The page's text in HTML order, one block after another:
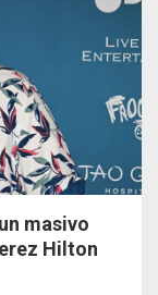
masivo
Hilton